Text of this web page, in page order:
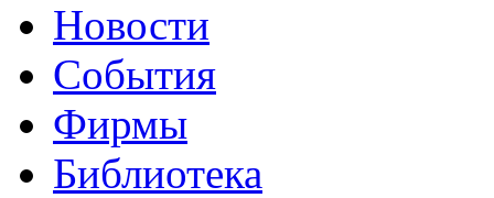
Новости
События
Фирмы
Библиотека